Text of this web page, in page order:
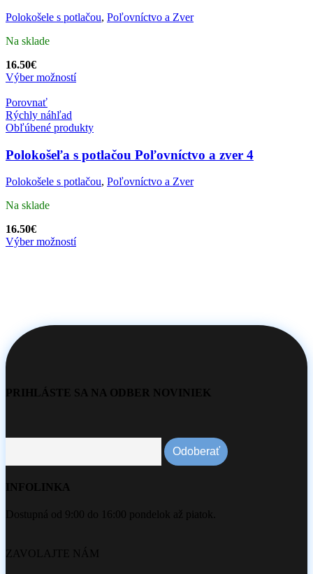
Polokošele s potlačou, Poľovníctvo a Zver
Na sklade
16.50€
Výber možností
Porovnať
Rýchly náhľad
Obľúbené produkty
Polokošeľa s potlačou Poľovníctvo a zver 4
Polokošele s potlačou, Poľovníctvo a Zver
Na sklade
16.50€
Výber možností
PRIHLÁSTE SA NA ODBER NOVINIEK
INFOLINKA
Dostupná od 9:00 do 16:00 pondelok až piatok.
ZAVOLAJTE NÁM